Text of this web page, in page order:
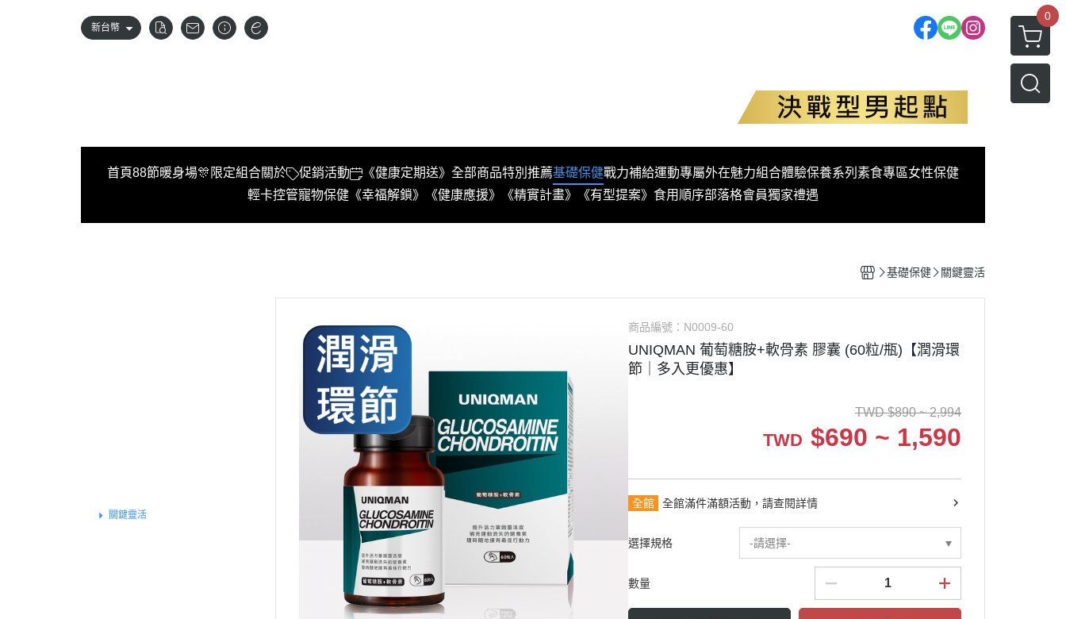
新台幣
0
首頁88節暖身場🎊限定組合關於 促銷活動 《健康定期送》 全部商品特別推薦基礎保健戰力補給運動專屬外在魅力組合體驗保養系列 素食專區女性保健
輕卡控管寵物保健 《幸福解鎖》 《健康應援》 《精實計畫》 《有型提案》 食用順序部落格會員獨家禮遇
關鍵靈活
基礎保健 關鍵靈活
商品編號： N0009-60
UNIQMAN 葡萄糖胺+軟骨素 膠囊 (60粒/瓶)【潤滑環
節｜多入更優惠】
TWD $890 ~ 2,994
TWD $690 ~ 1,590
全館 全館滿件滿額活動，請查閱詳情
選擇規格 -請選擇-
數量